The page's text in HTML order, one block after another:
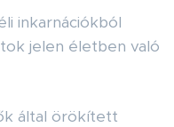
inkarnációkból
jelen életben való
által örökített